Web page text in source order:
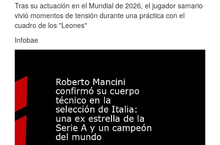
Tras su actuación en el Mundial de 2026, el jugador samario
vivió momentos de tensión durante una práctica con el
cuadro de los "Leones"
Infobae